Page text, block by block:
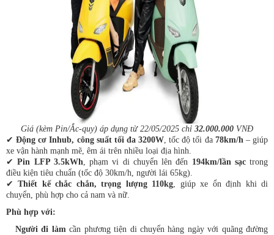
Giá (kèm Pin/Ắc-quy) áp dụng từ 22/05/2025 chỉ 32.000.000 VNĐ
✔Động cơ Inhub, công suất tối đa 3200W, tốc độ tối đa 78km/h– giúp
xe vận hành mạnh mẽ, êm ái trên nhiều loại địa hình.
✔Pin LFP 3.5kWh, phạm vi di chuyển lên đến 194km/lần sạctrong
điều kiện tiêu chuẩn (tốc độ 30km/h, người lái 65kg).
✔Thiết kế chắc chắn, trọng lượng 110kg, giúp xe ổn định khi di
chuyển, phù hợp cho cả nam và nữ.
Phù hợp với:
Người đi làmcần phương tiện di chuyển hàng ngày với quãng đường